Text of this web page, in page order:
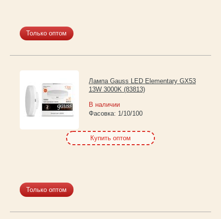
Только оптом
Лампа Gauss LED Elementary GX53
13W 3000K (83813)
В наличии
Фасовка: 1/10/100
Купить оптом
Только оптом